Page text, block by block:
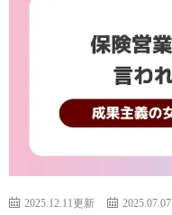
2025.12.11更新 2025.07.07